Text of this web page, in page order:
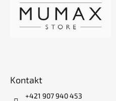
Kontakt
+421 907 940 453